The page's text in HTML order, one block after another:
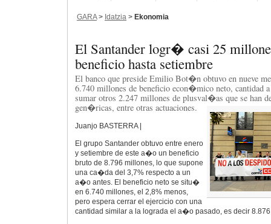
GARA> Idatzia > Ekonomia
El Santander logr� casi 25
beneficio hasta setiembre
El banco que preside Emilio Bot�n obtuvo en nueve
6.740 millones de beneficio econ�mico neto, cantidad
sumar otros 2.247 millones de plusval�as que se han
gen�ricas, entre otras actuaciones.
Juanjo BASTERRA |
El grupo Santander obtuvo entre enero
y setiembre de este a�o un beneficio
bruto de 8.796 millones, lo que supone
una ca�da del 3,7% respecto a un
a�o antes. El beneficio neto se situ�
en 6.740 millones, el 2,8% menos,
pero espera cerrar el ejercicio con una
cantidad similar a la lograda el a�o pasado, es decir